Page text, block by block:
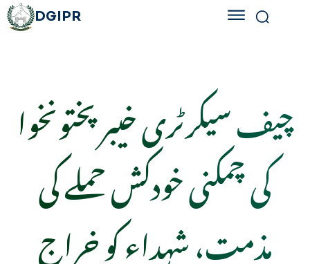
DGIPR
چیف سیکرٹری خیبرپختونخوا
کی چمکنی خودکش حملے کی
مذمت، شہداء کو خراج